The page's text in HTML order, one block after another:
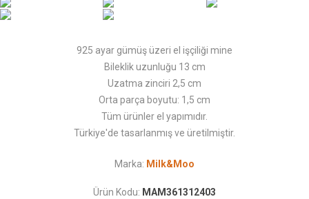
925 ayar gümüş üzeri el işçiliği mine
Bileklik uzunluğu 13 cm
Uzatma zinciri 2,5 cm
Orta parça boyutu: 1,5 cm
Tüm ürünler el yapımıdır.
Türkiye'de tasarlanmış ve üretilmiştir.
Marka: Milk&Moo
Ürün Kodu: MAM361312403